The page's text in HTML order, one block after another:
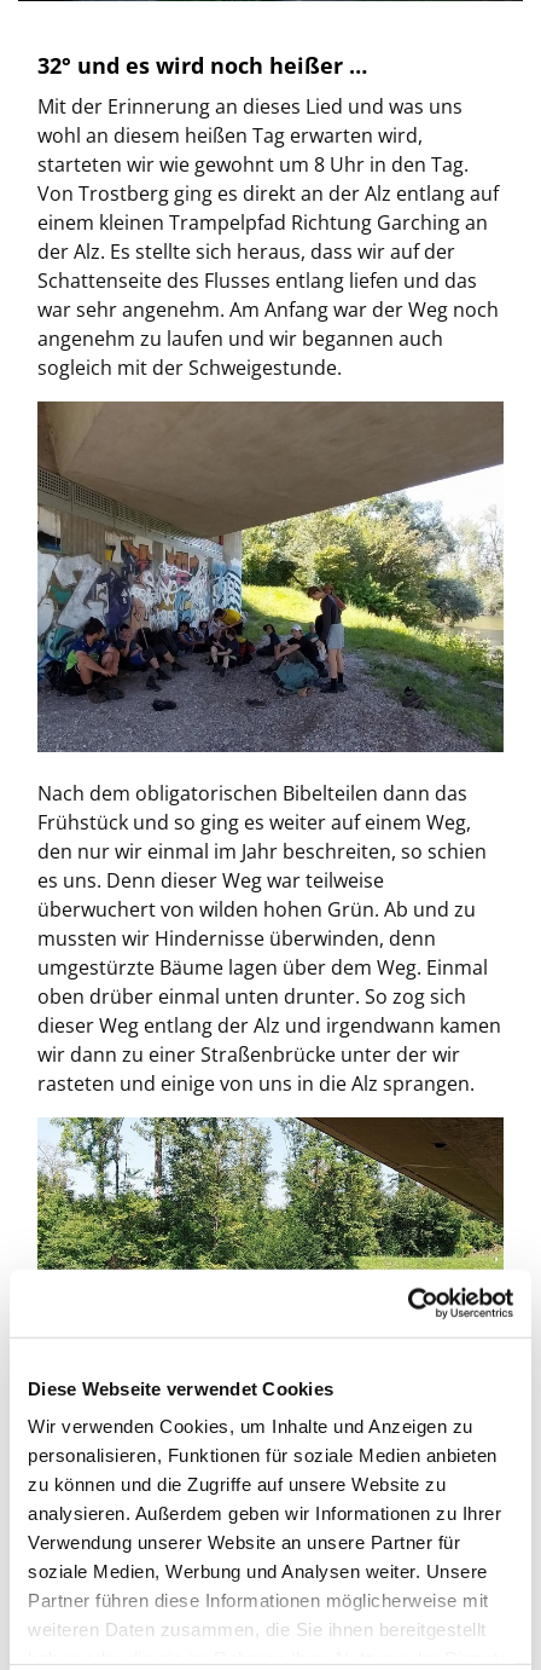
Diese Webseite verwendet Cookies
Wir verwenden Cookies, um Inhalte und Anzeigen zu
personalisieren, Funktionen für soziale Medien anbieten
zu können und die Zugriffe auf unsere Website zu
analysieren. Außerdem geben wir Informationen zu Ihrer
Verwendung unserer Website an unsere Partner für
soziale Medien, Werbung und Analysen weiter. Unsere
Partner führen diese Informationen möglicherweise mit
weiteren Daten zusammen, die Sie ihnen bereitgestellt
32° und es wird noch heißer …
Mit der Erinnerung an dieses Lied und was uns
wohl an diesem heißen Tag erwarten wird,
starteten wir wie gewohnt um 8 Uhr in den Tag.
Von Trostberg ging es direkt an der Alz entlang auf
einem kleinen Trampelpfad Richtung Garching an
der Alz. Es stellte sich heraus, dass wir auf der
Schattenseite des Flusses entlang liefen und das
war sehr angenehm. Am Anfang war der Weg noch
angenehm zu laufen und wir begannen auch
sogleich mit der Schweigestunde.
Nach dem obligatorischen Bibelteilen dann das
Frühstück und so ging es weiter auf einem Weg,
den nur wir einmal im Jahr beschreiten, so schien
es uns. Denn dieser Weg war teilweise
überwuchert von wilden hohen Grün. Ab und zu
mussten wir Hindernisse überwinden, denn
umgestürzte Bäume lagen über dem Weg. Einmal
oben drüber einmal unten drunter. So zog sich
dieser Weg entlang der Alz und irgendwann kamen
wir dann zu einer Straßenbrücke unter der wir
rasteten und einige von uns in die Alz sprangen.
Dann ging es weiter und wir kamen endlich ans
Ziel, wo uns eine nette Dame aus der Pfarrei Herz
Jesu empfing und sogleich einen Wasserschlauch
aus der nebenan liegenden Kita für uns
organisierte, sodass wir uns im Garten kalt